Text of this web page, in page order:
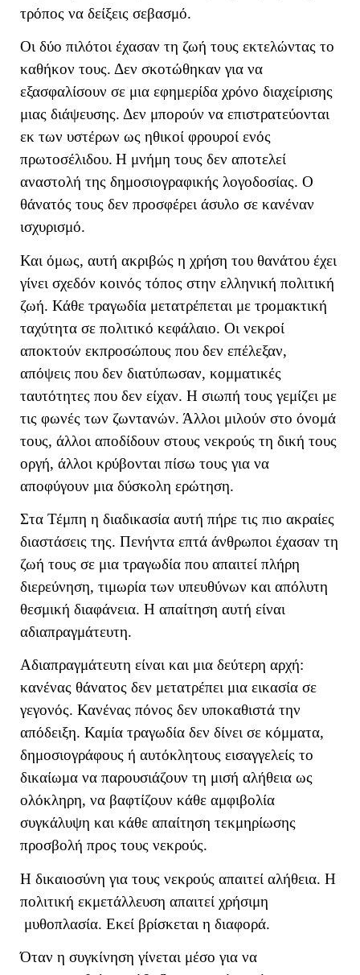
τρόπος να δείξεις σεβασμό.
Οι δύο πιλότοι έχασαν τη ζωή τους εκτελώντας το
καθήκον τους. Δεν σκοτώθηκαν για να
εξασφαλίσουν σε μια εφημερίδα χρόνο διαχείρισης
μιας διάψευσης. Δεν μπορούν να επιστρατεύονται
εκ των υστέρων ως ηθικοί φρουροί ενός
πρωτοσέλιδου. Η μνήμη τους δεν αποτελεί
αναστολή της δημοσιογραφικής λογοδοσίας. Ο
θάνατός τους δεν προσφέρει άσυλο σε κανέναν
ισχυρισμό.
Και όμως, αυτή ακριβώς η χρήση του θανάτου έχει
γίνει σχεδόν κοινός τόπος στην ελληνική πολιτική
ζωή. Κάθε τραγωδία μετατρέπεται με τρομακτική
ταχύτητα σε πολιτικό κεφάλαιο. Οι νεκροί
αποκτούν εκπροσώπους που δεν επέλεξαν,
απόψεις που δεν διατύπωσαν, κομματικές
ταυτότητες που δεν είχαν. Η σιωπή τους γεμίζει με
τις φωνές των ζωντανών. Άλλοι μιλούν στο όνομά
τους, άλλοι αποδίδουν στους νεκρούς τη δική τους
οργή, άλλοι κρύβονται πίσω τους για να
αποφύγουν μια δύσκολη ερώτηση.
Στα Τέμπη η διαδικασία αυτή πήρε τις πιο ακραίες
διαστάσεις της. Πενήντα επτά άνθρωποι έχασαν τη
ζωή τους σε μια τραγωδία που απαιτεί πλήρη
διερεύνηση, τιμωρία των υπευθύνων και απόλυτη
θεσμική διαφάνεια. Η απαίτηση αυτή είναι
αδιαπραγμάτευτη.
Αδιαπραγμάτευτη είναι και μια δεύτερη αρχή:
κανένας θάνατος δεν μετατρέπει μια εικασία σε
γεγονός. Κανένας πόνος δεν υποκαθιστά την
απόδειξη. Καμία τραγωδία δεν δίνει σε κόμματα,
δημοσιογράφους ή αυτόκλητους εισαγγελείς το
δικαίωμα να παρουσιάζουν τη μισή αλήθεια ως
ολόκληρη, να βαφτίζουν κάθε αμφιβολία
συγκάλυψη και κάθε απαίτηση τεκμηρίωσης
προσβολή προς τους νεκρούς.
Η δικαιοσύνη για τους νεκρούς απαιτεί αλήθεια. Η
πολιτική εκμετάλλευση απαιτεί χρήσιμη
μυθοπλασία. Εκεί βρίσκεται η διαφορά.
Όταν η συγκίνηση γίνεται μέσο για να